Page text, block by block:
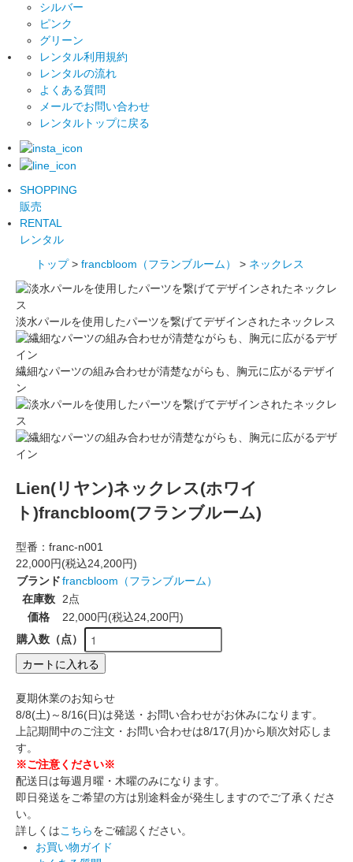
シルバー
ピンク
グリーン
レンタル利用規約
レンタルの流れ
よくある質問
メールでお問い合わせ
レンタルトップに戻る
SHOPPING
販売
RENTAL
レンタル
トップ > francbloom（フランブルーム） > ネックレス
淡水パールを使用したパーツを繋げてデザインされたネックレス
繊細なパーツの組み合わせが清楚ながらも、胸元に広がるデザイ
ン
Lien(リヤン)ネックレス(ホワイ
ト)francbloom(フランブルーム)
型番： franc-n001
22,000円(税込24,200円)
ブランドfrancbloom（フランブルーム）
在庫数
2点
価格
22,000円(税込24,200円)
購入数（点）
カートに入れる
夏期休業のお知らせ
8/8(土)～8/16(日)は発送・お問い合わせがお休みになります。
上記期間中のご注文・お問い合わせは8/17(月)から順次対応しま
す。
※ご注意ください※
配送日は毎週月曜・木曜のみになります。
即日発送をご希望の方は別途料金が発生しますのでご了承くださ
い。
詳しくはこちらをご確認ください。
お買い物ガイド